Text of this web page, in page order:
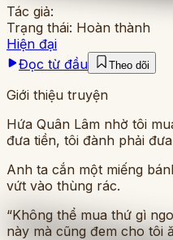
Tác giả:
Trạng thái: Hoàn thành
Hiện đại
Đọc từ đầu
Theo dõi
Giới thiệu truyện
Hứa Quân Lâm nhờ tôi
đưa tiền, tôi đành phải
Anh ta cắn một miếng
vứt vào thùng rác.
“Không thể mua thứ gì
này mà cũng đem cho tôi